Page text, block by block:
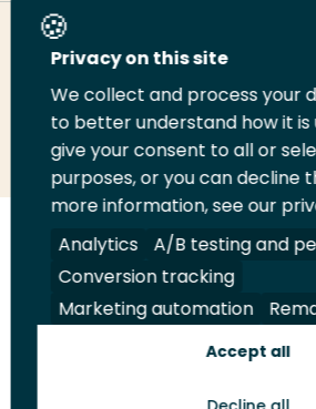
Deel deze pagina
Deel
LinkedIn
Deel
op
Twitter
Deel
op
Facebook
Email
deze
pagina
Print
deze
Volg
ons
op
LinkedIn
Volg
ons
op
Facebook
Volg
ons
op
YouTube
Volg
ons
op
Instagram
Juridisch Security A-Z
Privacy on this site
We collect and process your
to better understand how it is
give your consent to all or
purposes, or you can decline
more information, see our
Analytics
A/B testing and
Conversion tracking
Marketing automation
Accept all